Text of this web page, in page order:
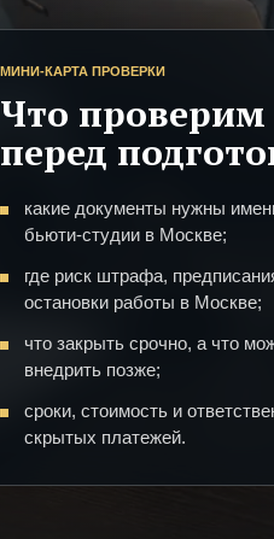
МИНИ-КАРТА ПРОВЕРКИ
Что проверим
перед
какие документы нужны
бьюти-студии в Москве;
где риск штрафа,
остановки работы в Москве;
что закрыть срочно, а что
внедрить позже;
сроки, стоимость и
скрытых платежей.